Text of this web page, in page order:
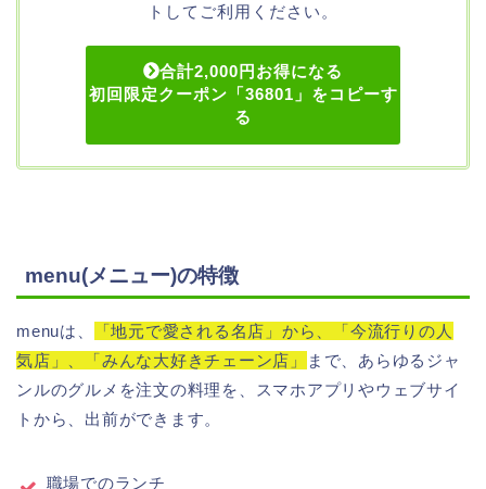
トしてご利用ください。
合計2,000円お得になる
初回限定クーポン「36801」をコピーす
る
menu(メニュー)の特徴
menuは、
「地元で愛される名店」から、「今流行りの人
気店」、「みんな大好きチェーン店」
まで、あらゆるジャ
ンルのグルメを注文の料理を、スマホアプリやウェブサイ
トから、出前ができます。
職場でのランチ